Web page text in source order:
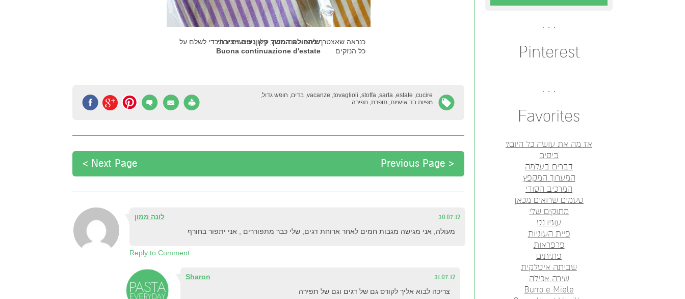
Pinterest
Favorites
אז מה את עושה כל היום?
ביסים
דברים בעלמה
המערוך המקפץ
המרכיב הסודי
טעמים שרואים מכאן
מתוקים שלי
עוגיו.נט
פיית העוגיות
פרפראות
פתיתים
שביתה איטלקית
שירה אכילה
Burro e Miele
כנראה שאצטרך לתפור גם מפה, וילון, מצעים וכו' כדי לשלם על
כל הנזקים
שיהה לנו המשך קיץ נעים ויצירתי
Buona continuazione d'estate
cucire,
estate,
sarta,
stoffa,
tovaglioli,
vacanze, בדים, חופש גדול,
מפיות בד אישיות, תופרת, תפירה
Next Page > < Previous Page
לונה ממון 30.07.12
מעולה, אני מגישה מגבות חמים לאחר ארוחת דגים, שלי כבר מתפוררים , אני יתפור בחורף
Reply to Comment
Sharon 31.07.12
צריכה לבוא אליך לקורס גם של דגים וגם של תפירה